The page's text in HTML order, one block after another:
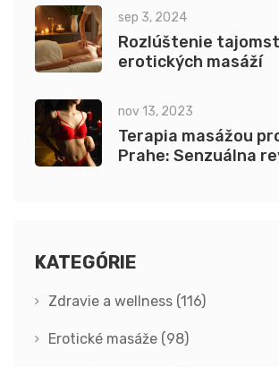
sep 3, 2024
Rozlúštenie
erotických masáží
nov 13, 2023
Terapia masážou
Prahe: Senzuálna
KATEGÓRIE
Zdravie a wellness (116)
Erotické masáže (98)